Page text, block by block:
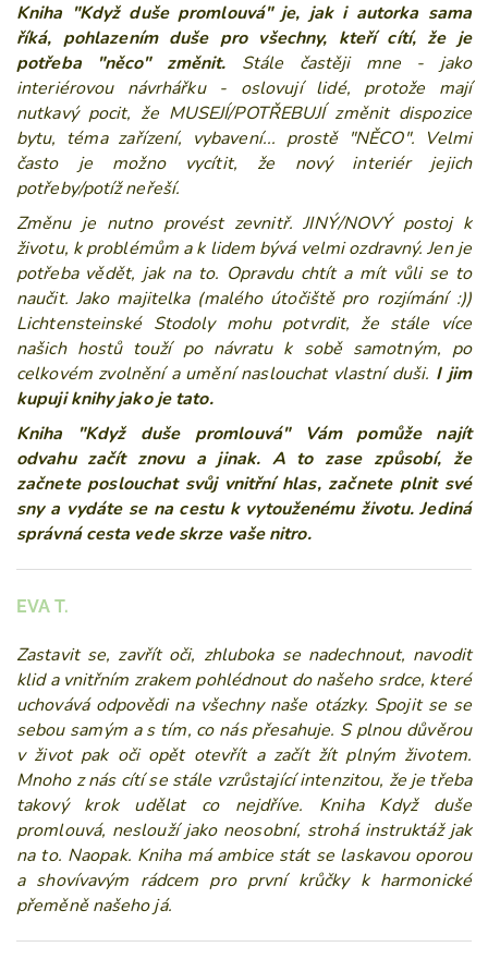
Kniha "Když duše promlouvá" je, jak i autorka sama
říká, pohlazením duše pro všechny, kteří cítí, že je
potřeba "něco" změnit. Stále častěji mne - jako
interiérovou návrhářku - oslovují lidé, protože mají
nutkavý pocit, že MUSEJÍ/POTŘEBUJÍ změnit dispozice
bytu, téma zařízení, vybavení... prostě "NĚCO". Velmi
často je možno vycítit, že nový interiér jejich
potřeby/potíž neřeší.
Změnu je nutno provést zevnitř. JINÝ/NOVÝ postoj k
životu, k problémům a k lidem bývá velmi ozdravný. Jen je
potřeba vědět, jak na to. Opravdu chtít a mít vůli se to
naučit. Jako majitelka (malého útočiště pro rozjímání :))
Lichtensteinské Stodoly mohu potvrdit, že stále více
našich hostů touží po návratu k sobě samotným, po
celkovém zvolnění a umění naslouchat vlastní duši. I jim
kupuji knihy jako je tato.
Kniha "Když duše promlouvá"
Vám pomůže najít
odvahu začít znovu a jinak. A to zase způsobí, že
začnete poslouchat svůj vnitřní hlas, začnete plnit své
sny a vydáte se na cestu k vytouženému životu. Jediná
správná cesta vede skrze vaše nitro.
EVA T.
Zastavit se, zavřít oči, zhluboka se nadechnout, navodit
klid a vnitřním zrakem pohlédnout do našeho srdce, které
uchovává odpovědi na všechny naše otázky. Spojit se se
sebou samým a s tím, co nás přesahuje. S plnou důvěrou
v život pak oči opět otevřít a začít žít plným životem.
Mnoho z nás cítí se stále vzrůstající intenzitou, že je třeba
takový krok udělat co nejdříve. Kniha Když duše
promlouvá, neslouží jako neosobní, strohá instruktáž jak
na to. Naopak. Kniha má ambice stát se laskavou oporou
a shovívavým rádcem pro první krůčky k harmonické
přeměně našeho já.